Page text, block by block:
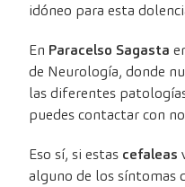
idóneo para esta
En Paracelso Sagasta
de Neurología, donde
las diferentes
puedes contactar con
Eso sí, si estas cefaleas
alguno de los síntomas